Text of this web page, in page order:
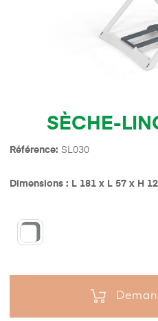
SÈCHE-
Référence: SL030
Dimensions : L 181 x L 57 x H